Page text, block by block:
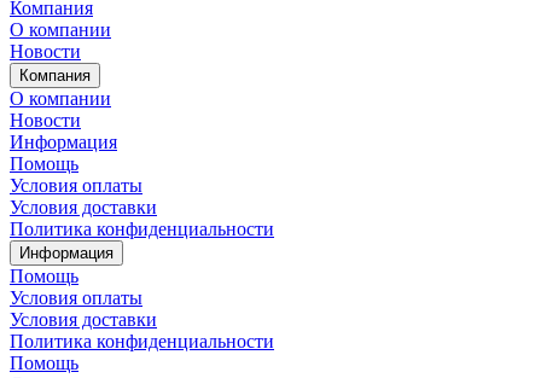
Компания
О компании
Новости
Компания
О компании
Новости
Информация
Помощь
Условия оплаты
Условия доставки
Политика конфиденциальности
Информация
Помощь
Условия оплаты
Условия доставки
Политика конфиденциальности
Помощь